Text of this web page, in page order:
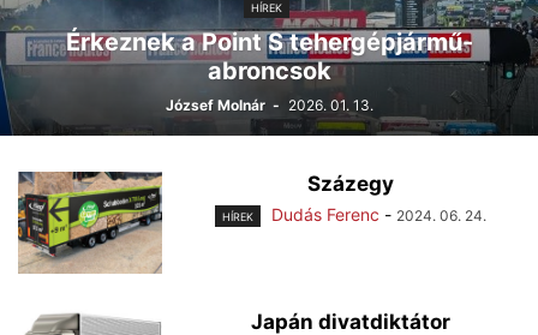
HÍREK
Érkeznek a Point S tehergépjármű-
abroncsok
József Molnár - 2026. 01. 13.
Százegy
HÍREK Dudás Ferenc - 2024. 06. 24.
Japán divatdiktátor